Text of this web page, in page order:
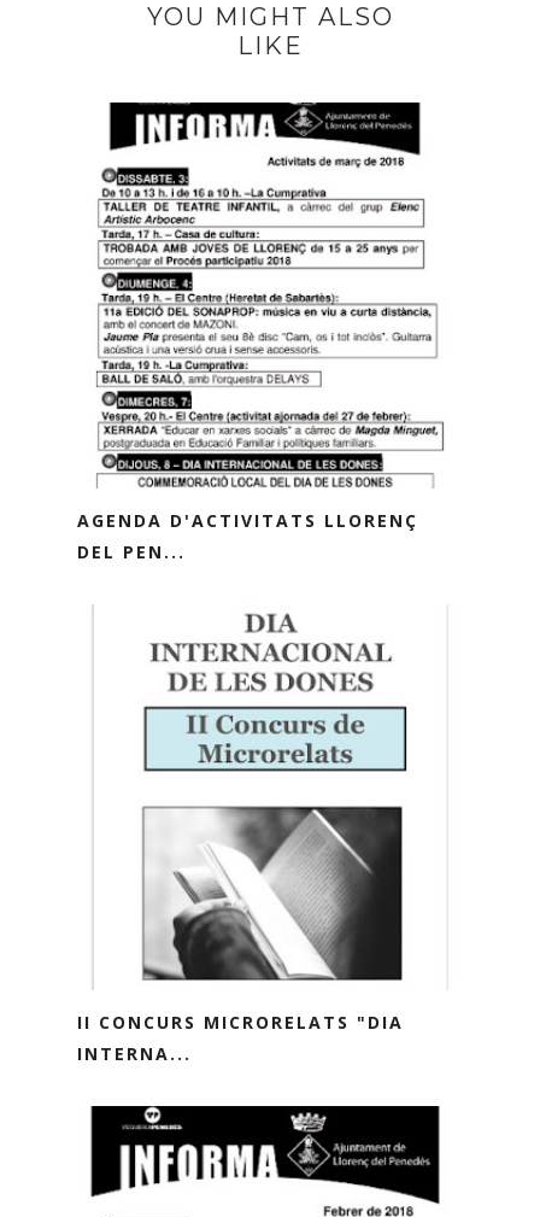
YOU MIGHT ALSO
LIKE
AGENDA D'ACTIVITATS LLORENÇ
DEL PEN...
II CONCURS MICRORELATS "DIA
INTERNA...